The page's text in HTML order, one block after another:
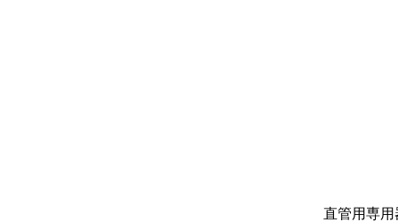
直管用専用